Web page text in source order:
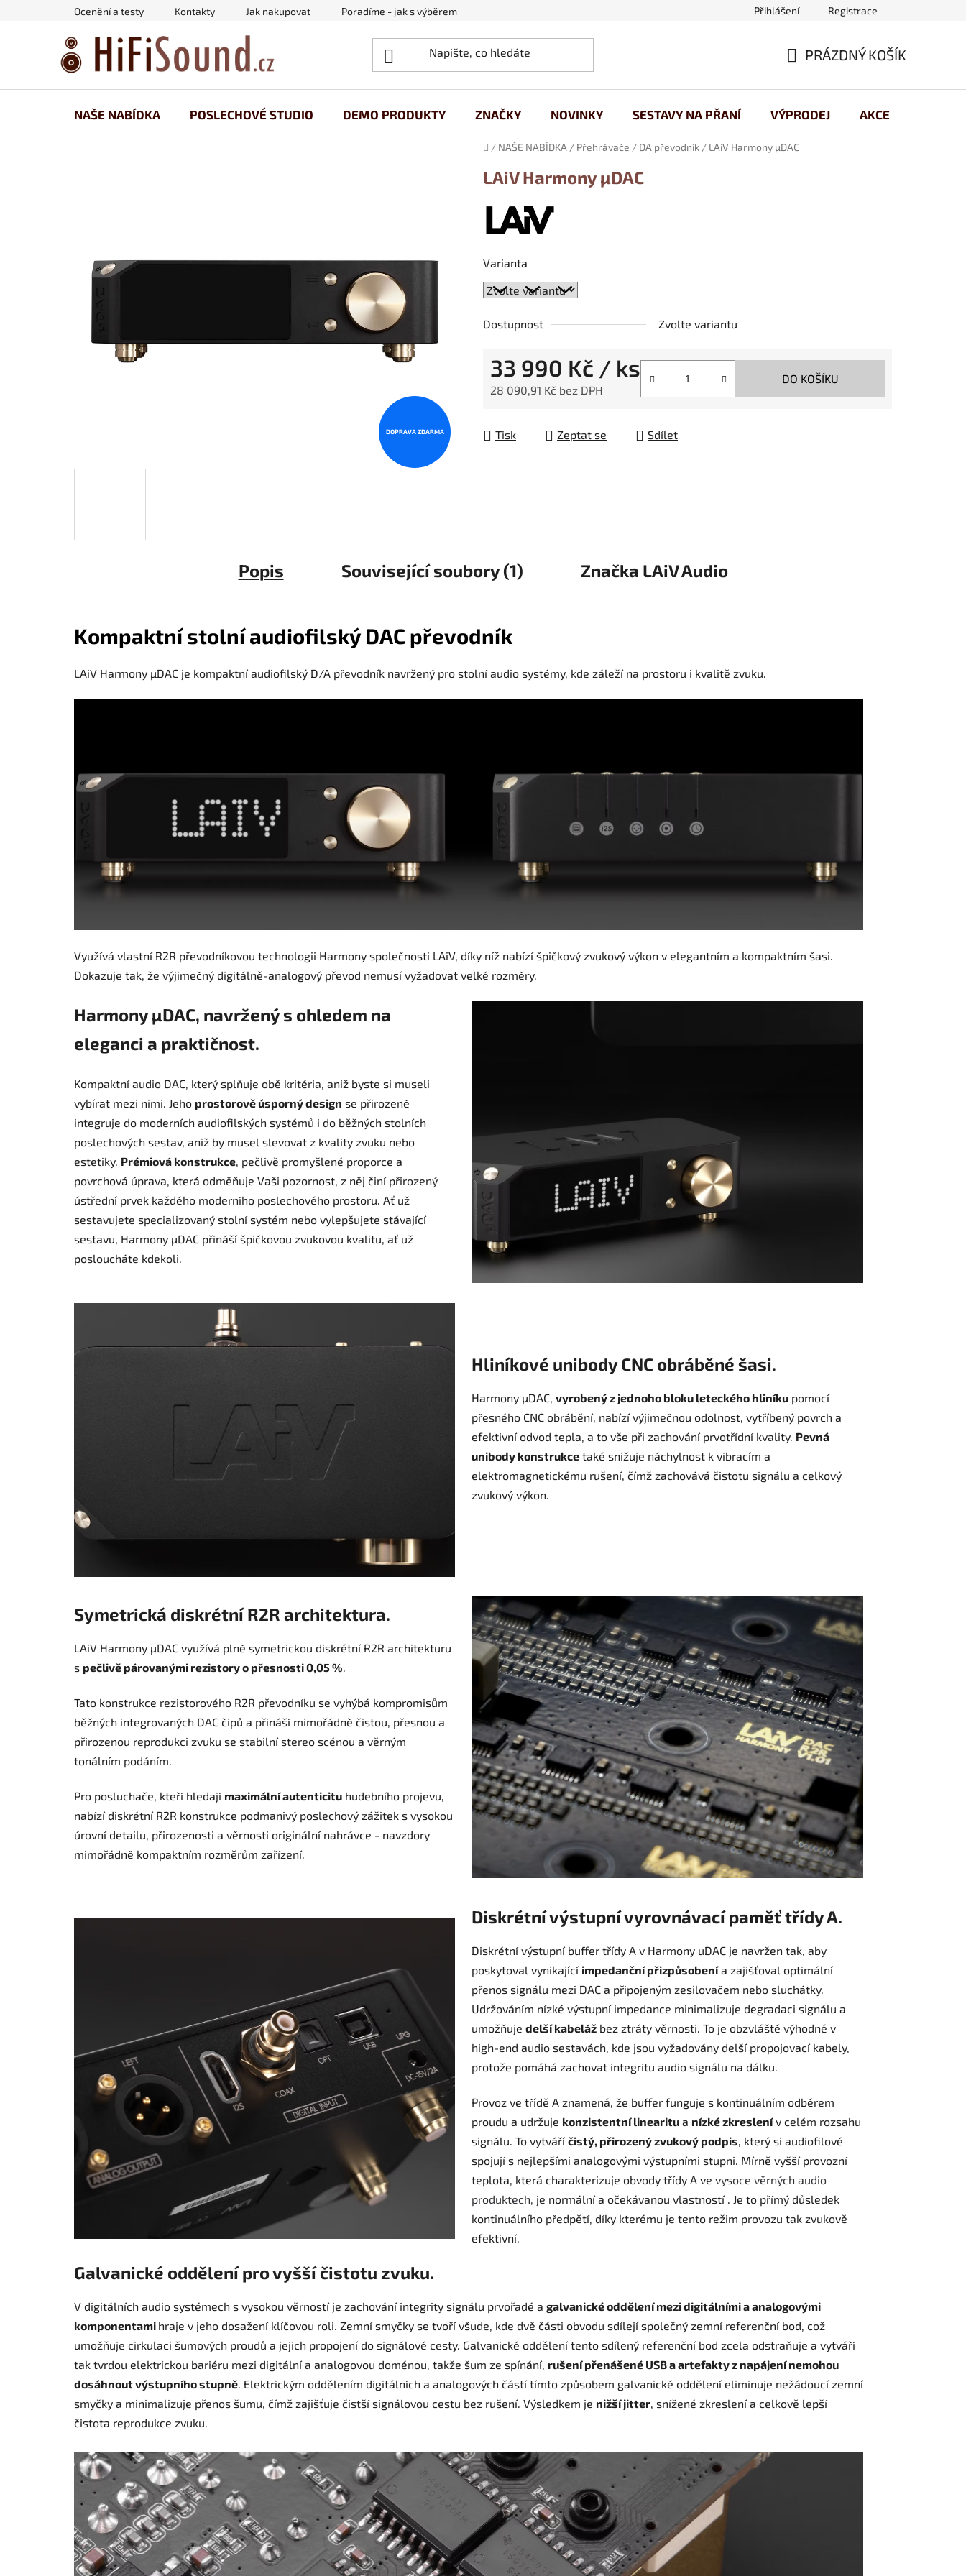
Ocenění a testy Kontakty Jak nakupovat Poradíme - jak s výběrem Přihlášení Registrace
KOŠÍK
PRÁZDNÝ KOŠÍK
NAŠE NABÍDKA POSLECHOVÉ STUDIO DEMO PRODUKTY ZNAČKY NOVINKY SESTAVY NA PŘANÍ VÝPRODEJ AKCE
Domů
/ NAŠE NABÍDKA / Přehrávače / DA převodník / LAiV Harmony µDAC
LAiV Harmony µDAC
Varianta
Dostupnost Zvolte variantu
33 990 Kč / ks
28 090,91 Kč bez DPH
DO KOŠÍKU
Tisk Zeptat se Sdílet
DOPRAVA ZDARMA
Popis Související soubory (1) Značka LAiV Audio
Kompaktní stolníaudiofilský DAC převodník
LAiV Harmony µDAC je kompaktní audiofilský D/A převodník navržený pro stolní audio systémy, kde záleží na prostoru i kvalitě zvuku.
Využívá vlastní R2R převodníkovou technologii Harmony společnosti LAiV, díky níž nabízí špičkový zvukový výkon v elegantním a kompaktním šasi.
Dokazuje tak, že výjimečný digitálně-analogový převod nemusí vyžadovat velké rozměry.
Harmony µDAC, navržený s ohledem na
eleganci a praktičnost.
Kompaktní audio DAC, který splňuje obě kritéria, aniž byste si museli
vybírat mezi nimi. Jeho prostorově úsporný design se přirozeně
integruje do moderních audiofilských systémů i do běžných stolních
poslechových sestav, aniž by musel slevovat z kvality zvuku nebo
estetiky. Prémiová konstrukce, pečlivě promyšlené proporce a
povrchová úprava, která odměňuje Vaši pozornost, z něj činí přirozený
ústřední prvek každého moderního poslechového prostoru. Ať už
sestavujete specializovaný stolní systém nebo vylepšujete stávající
sestavu, Harmony µDAC přináší špičkovou zvukovou kvalitu, ať už
posloucháte kdekoli.
Hliníkové unibody CNC obráběné šasi.
Harmony µDAC, vyrobený z jednoho bloku leteckého hliníku pomocí
přesného CNC obrábění, nabízí výjimečnou odolnost, vytříbený povrch a
efektivní odvod tepla, a to vše při zachování prvotřídní kvality. Pevná
unibody konstrukce také snižuje náchylnost k vibracím a
elektromagnetickému rušení, čímž zachovává čistotu signálu a celkový
zvukový výkon.
Symetrická diskrétní R2R architektura.
LAiV Harmony µDAC využívá plně symetrickou diskrétní R2R architekturu
s pečlivě párovanými rezistory o přesnosti 0,05 %.
Tato konstrukce rezistorového R2R převodníku se vyhýbá kompromisům
běžných integrovaných DAC čipů a přináší mimořádně čistou, přesnou a
přirozenou reprodukci zvuku se stabilní stereo scénou a věrným
tonálním podáním.
Pro posluchače, kteří hledají maximální autenticitu hudebního projevu,
nabízí diskrétní R2R konstrukce podmanivý poslechový zážitek s vysokou
úrovní detailu, přirozenosti a věrnosti originální nahrávce - navzdory
mimořádně kompaktním rozměrům zařízení.
Diskrétní výstupní vyrovnávací paměť třídy A.
Diskrétní výstupní buffer třídy A v Harmony uDAC je navržen tak, aby
poskytoval vynikající impedanční přizpůsobenía zajišťoval optimální
přenos signálu mezi DAC a připojeným zesilovačem nebo sluchátky.
Udržováním nízké výstupní impedance minimalizuje degradaci signálu a
umožňuje delší kabeláž bez ztráty věrnosti. To je obzvláště výhodné v
high-end audio sestavách, kde jsou vyžadovány delší propojovací kabely,
protože pomáhá zachovat integritu audio signálu na dálku.
Provoz ve třídě A znamená, že buffer funguje s kontinuálním odběrem
proudu a udržuje konzistentní linearitu a nízké zkreslenív celém rozsahu
signálu. To vytváří čistý, přirozený zvukový podpis, který si audiofilové
spojují s nejlepšími analogovými výstupními stupni. Mírně vyšší provozní
teplota, která charakterizuje obvody třídy A ve vysoce věrných audio
produktech, je normální a očekávanou vlastností. Je to přímý důsledek
kontinuálního předpětí, díky kterému je tento režim provozu tak zvukově
efektivní.
Galvanické oddělení pro vyšší čistotu zvuku.
V digitálních audio systémech s vysokou věrností je zachování integrity signálu prvořadé a galvanické oddělenímezi digitálními a analogovými
komponentami hraje v jeho dosažení klíčovou roli. Zemní smyčky se tvoří všude, kde dvě části obvodu sdílejí společný zemní referenční bod, což
umožňuje cirkulaci šumových proudů a jejich propojení do signálové cesty. Galvanické oddělení tento sdílený referenční bod zcela odstraňuje a vytváří
tak tvrdou elektrickou bariéru mezi digitální a analogovou doménou, takže šum ze spínání, rušení přenášené USB a artefakty z napájení nemohou
dosáhnout výstupního stupně. Elektrickým oddělením digitálních a analogových částí tímto způsobem galvanické oddělení eliminuje nežádoucí zemní
smyčky a minimalizuje přenos šumu, čímž zajišťuje čistší signálovou cestu bez rušení. Výsledkem je nižší jitter, snížené zkreslení a celkově lepší
čistota reprodukce zvuku.